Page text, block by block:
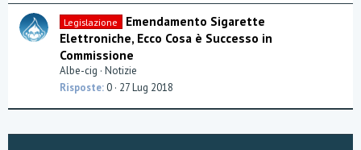
d
Legislazione
Emendamento Sigarette
Elettroniche, Ecco Cosa è Successo in
Commissione
Albe-cig Notizie
Risposte 0 27 Lug 2018